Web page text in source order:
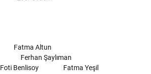
Fatma Altun
Ferhan Şaylıman
Foti Benlisoy Fatma Yeşil